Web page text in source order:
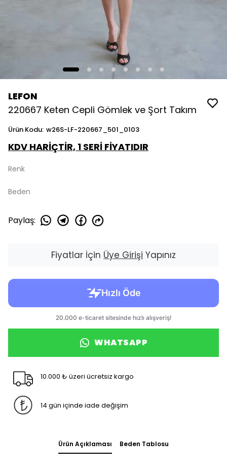
LEFON
220667 Keten Cepli Gömlek ve Şort Takım
Ürün Kodu: w26S-LF-220667_501_0103
KDV HARİÇTİR, 1 SERİ FİYATIDIR
Renk
Beden
Paylaş:
Fiyatlar İçin Üye Girişi Yapınız
WHATSAPP
10.000 ₺ üzeri ücretsiz kargo
14 gün içinde iade değişim
Ürün Açıklaması Beden Tablosu